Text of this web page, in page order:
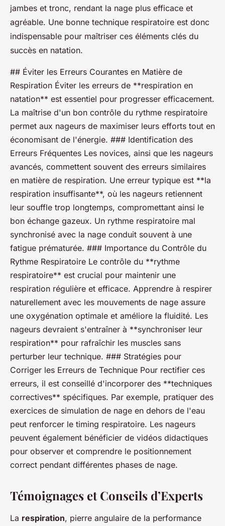
jambes et tronc, rendant la nage plus efficace et
agréable. Une bonne technique respiratoire est donc
indispensable pour maîtriser ces éléments clés du
succès en natation.
## Éviter les Erreurs Courantes en Matière de
Respiration Éviter les erreurs de **respiration en
natation** est essentiel pour progresser efficacement.
La maîtrise d'un bon contrôle du rythme respiratoire
permet aux nageurs de maximiser leurs efforts tout en
économisant de l'énergie. ### Identification des
Erreurs Fréquentes Les novices, ainsi que les nageurs
avancés, commettent souvent des erreurs similaires
en matière de respiration. Une erreur typique est **la
respiration insuffisante**, où les nageurs retiennent
leur souffle trop longtemps, compromettant ainsi le
bon échange gazeux. Un rythme respiratoire mal
synchronisé avec la nage conduit souvent à une
fatigue prématurée. ### Importance du Contrôle du
Rythme Respiratoire Le contrôle du **rythme
respiratoire** est crucial pour maintenir une
respiration régulière et efficace. Apprendre à respirer
naturellement avec les mouvements de nage assure
une oxygénation optimale et améliore la fluidité. Les
nageurs devraient s'entraîner à **synchroniser leur
respiration** pour rafraîchir les muscles sans
perturber leur technique. ### Stratégies pour
Corriger les Erreurs de Technique Pour rectifier ces
erreurs, il est conseillé d'incorporer des **techniques
correctives** spécifiques. Par exemple, pratiquer des
exercices de simulation de nage en dehors de l'eau
peut renforcer le timing respiratoire. Les nageurs
peuvent également bénéficier de vidéos didactiques
pour observer et comprendre le positionnement
correct pendant différentes phases de nage.
Témoignages et Conseils d’Experts
La respiration, pierre angulaire de la performance